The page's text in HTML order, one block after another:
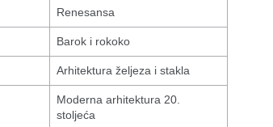
Renesansa
Barok i rokoko
Arhitektura željeza i stakla
Moderna arhitektura 20.
stoljeća